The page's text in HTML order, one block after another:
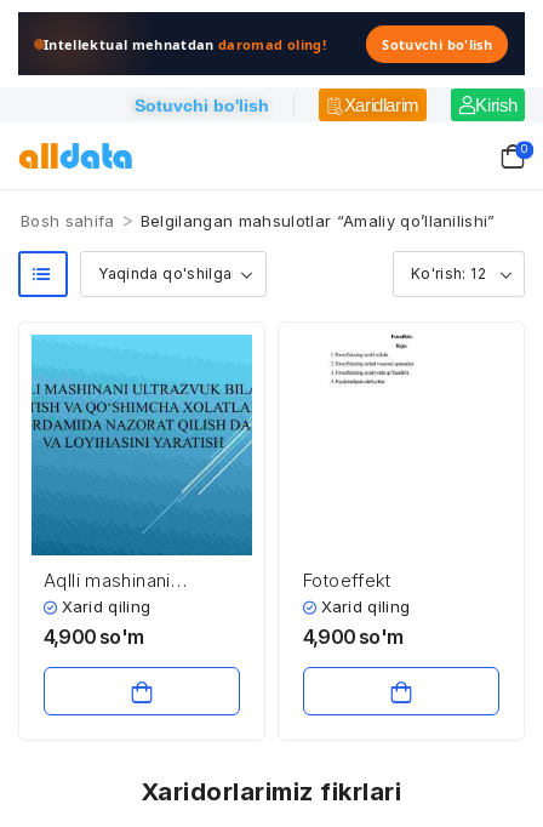
Intellektual mehnatdandaromad oling! Sotuvchi bo'lish
Sotuvchi bo'lish Xaridlarim Kirish
0
Bosh sahifa > Belgilangan mahsulotlar “Amaliy qo’llanilishi”
Aqlli mashinani
ultrazvuk bilan ishlatish
va qo‘shimcha
yordamida nazorat
qilish dasturi va
Xarid qiling
4,900 so'm
Fotoeffekt
Xarid qiling
4,900 so'm
Xaridorlarimiz fikrlari